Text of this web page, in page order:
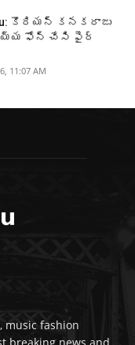
కొరియన్ కనకరాజు
ఫోన్ చేసి ఫైర్
11:07 AM
music fashion
breaking news and